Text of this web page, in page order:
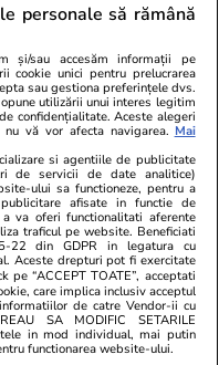
16:31
de
personale să rămână
și/sau accesăm informații pe
cookie unici pentru prelucrarea
sau gestiona preferințele dvs.
utilizării unui interes legitim
confidențialitate. Aceste alegeri
vă vor afecta navigarea. Mai
si agentiile de publicitate
de servicii de date analitice)
ului sa functioneze, pentru a
afisate in functie de
va oferi functionalitati aferente
traficul pe website. Beneficiati
22 din GDPR in legatura cu
Aceste drepturi pot fi exercitate
pe “ACCEPT TOATE”, acceptati
care implica inclusiv acceptul
de catre Vendor-ii cu
SA MODIFIC SETARILE
in mod individual, mai putin
functionarea website-ului.